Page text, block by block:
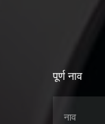
पूर्ण नाव